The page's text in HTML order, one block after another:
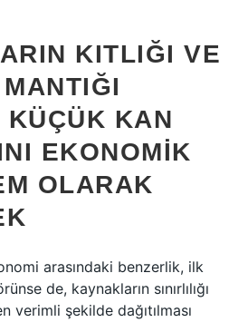
KITLIĞI VE
KÜÇÜK KAN
EKONOMIK
OLARAK
arasındaki benzerlik, ilk
de, kaynakların sınırlılığı
verimli şekilde dağıtılması